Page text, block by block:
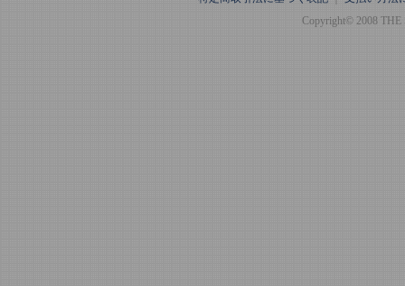
Copyright© 2008 THE